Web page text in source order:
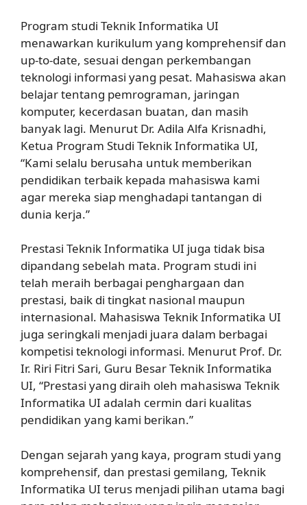
Program studi Teknik Informatika UI
menawarkan kurikulum yang komprehensif dan
up-to-date, sesuai dengan perkembangan
teknologi informasi yang pesat. Mahasiswa akan
belajar tentang pemrograman, jaringan
komputer, kecerdasan buatan, dan masih
banyak lagi. Menurut Dr. Adila Alfa Krisnadhi,
Ketua Program Studi Teknik Informatika UI,
“Kami selalu berusaha untuk memberikan
pendidikan terbaik kepada mahasiswa kami
agar mereka siap menghadapi tantangan di
dunia kerja.”
Prestasi Teknik Informatika UI juga tidak bisa
dipandang sebelah mata. Program studi ini
telah meraih berbagai penghargaan dan
prestasi, baik di tingkat nasional maupun
internasional. Mahasiswa Teknik Informatika UI
juga seringkali menjadi juara dalam berbagai
kompetisi teknologi informasi. Menurut Prof. Dr.
Ir. Riri Fitri Sari, Guru Besar Teknik Informatika
UI, “Prestasi yang diraih oleh mahasiswa Teknik
Informatika UI adalah cermin dari kualitas
pendidikan yang kami berikan.”
Dengan sejarah yang kaya, program studi yang
komprehensif, dan prestasi gemilang, Teknik
Informatika UI terus menjadi pilihan utama bagi